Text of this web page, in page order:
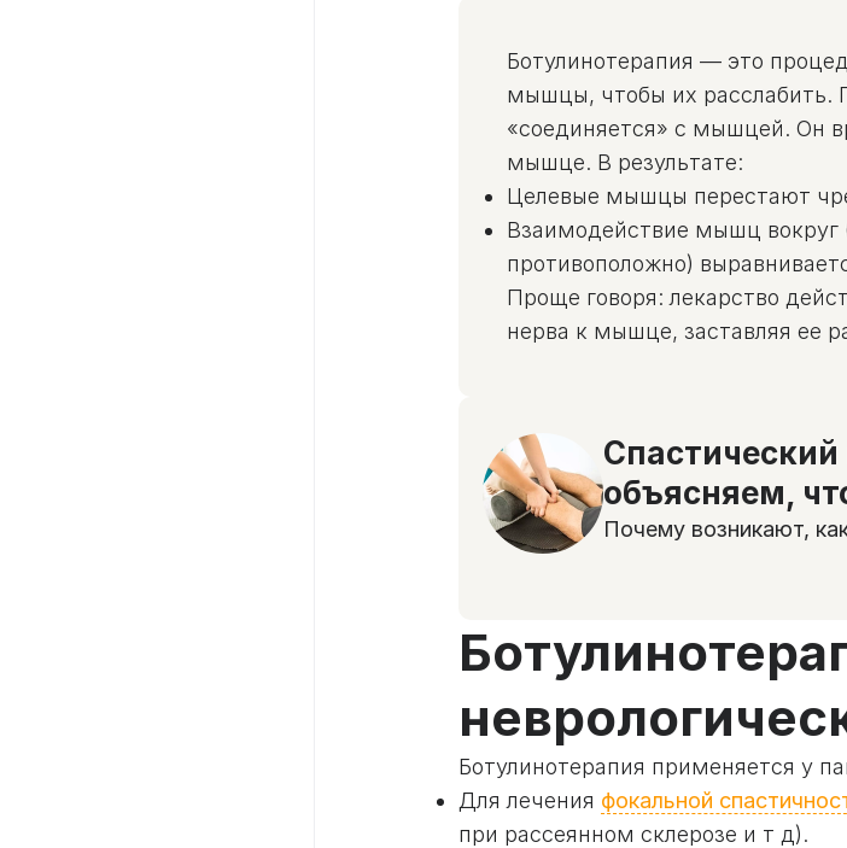
Ботулинотерапия — это
мышцы, чтобы их расслабить.
«соединяется» с мышцей. Он
мышце. В результате:
Целевые мышцы перестают
Взаимодействие мышц вокруг
противоположно)
Проще говоря: лекарство
нерва к мышце, заставляя ее
объясняем,
Почему возникают,
Ботулинотерапия применяется у
Для лечения фокальной
при рассеянном склерозе и т д).